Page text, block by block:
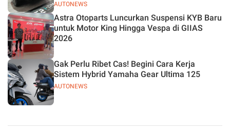
AUTONEWS
Astra Otoparts Luncurkan Suspensi KYB Baru
untuk Motor King Hingga Vespa di GIIAS
2026
AUTONEWS
Gak Perlu Ribet Cas! Begini Cara Kerja
Sistem Hybrid Yamaha Gear Ultima 125